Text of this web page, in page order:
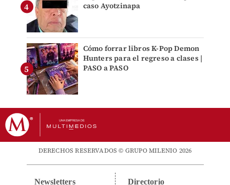
caso Ayotzinapa
Cómo forrar libros K-Pop Demon
Hunters para el regreso a clases |
PASO a PASO
DERECHOS RESERVADOS © GRUPO MILENIO 2026
Newsletters Directorio